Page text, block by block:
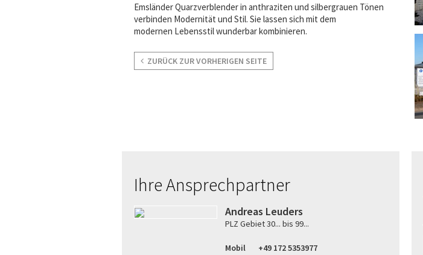
Emsländer Quarzverblender in anthraziten und silbergrauen Tönen
verbinden Modernität und Stil. Sie lassen sich mit dem
modernen Lebensstilwunderbarkombinieren.
ZURÜCK ZUR VORHERIGEN SEITE
Ihre Ansprechpartner
Andreas Leuders
PLZ Gebiet 30... bis 99...
Mobil +49 172 5353977